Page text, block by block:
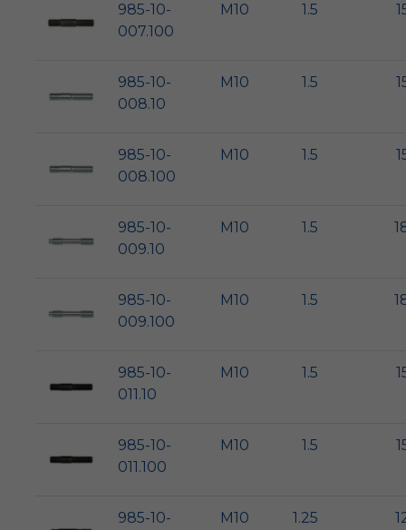
985-10-
007.100
M10 1.5
985-10-
008.10
M10 1.5
985-10-
008.100
M10 1.5
985-10-
009.10
M10 1.5
985-10-
009.100
M10 1.5
985-10-
011.10
M10 1.5
985-10-
011.100
M10 1.5
985-10-
M10 1.25